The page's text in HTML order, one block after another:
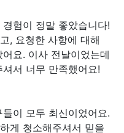
험이 정말 좋았습니다!
, 요청한 사항에 대해
요. 이사 전날이었는데
서 너무 만족했어요!
이 모두 최신이었어요.
게 청소해주셔서 믿을